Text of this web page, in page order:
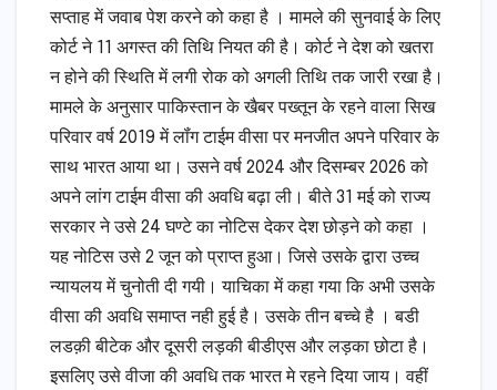
सप्ताह में जवाब पेश करने को कहा है । मामले की सुनवाई के लिए
कोर्ट ने 11 अगस्त की तिथि नियत की है। कोर्ट ने देश को खतरा
न होने की स्थिति में लगी रोक को अगली तिथि तक जारी रखा है।
मामले के अनुसार पाकिस्तान के खैबर पख्तून के रहने वाला सिख
परिवार वर्ष 2019 में लॉंग टाईम वीसा पर मनजीत अपने परिवार के
साथ भारत आया था। उसने वर्ष 2024 और दिसम्बर 2026 को
अपने लांग टाईम वीसा की अवधि बढ़ा ली। बीते 31 मई को राज्य
सरकार ने उसे 24 घण्टे का नोटिस देकर देश छोड़ने को कहा ।
यह नोटिस उसे 2 जून को प्राप्त हुआ। जिसे उसके द्वारा उच्च
न्यायलय में चुनोती दी गयी। याचिका में कहा गया कि अभी उसके
वीसा की अवधि समाप्त नही हुई है। उसके तीन बच्चे है । बडी
लडक़ी बीटेक और दूसरी लड़की बीडीएस और लड़का छोटा है।
इसलिए उसे वीजा की अवधि तक भारत मे रहने दिया जाय। वहीं